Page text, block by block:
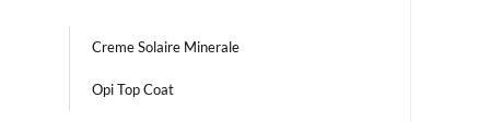
Creme Solaire Minerale
Opi Top Coat